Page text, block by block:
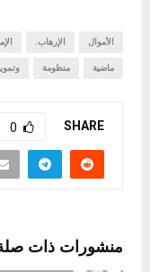
الأموال الإرهاب.
ماضية منظومة
SHARE
0
منشورات ذات